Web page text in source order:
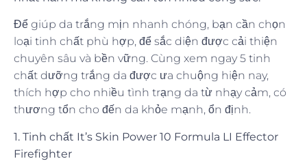
Để giúp da trắng mịn nhanh chóng, bạn cần chọn
loại tinh chất phù hợp, để sắc diện được cải thiện
chuyên sâu và bền vững. Cùng xem ngay 5 tinh
chất dưỡng trắng da được ưa chuộng hiện nay,
thích hợp cho nhiều tình trạng da từ nhạy cảm, có
thương tổn cho đến da khỏe mạnh, ổn định.
1. Tinh chất It’s Skin Power 10 Formula LI Effector
Firefighter